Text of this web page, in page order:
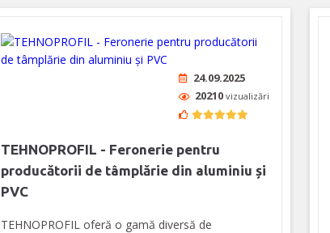
24.09.2025
20210 vizualizări
TEHNOPROFIL - Feronerie pentru
producătorii de tâmplărie din aluminiu și
PVC
TEHNOPROFIL oferă o gamă diversă de